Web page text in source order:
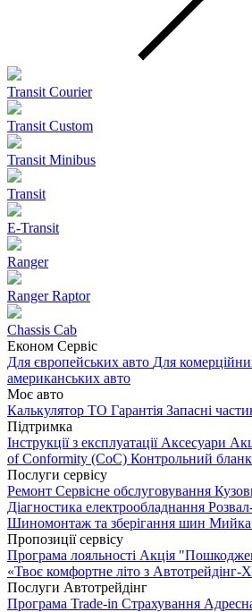
Transit Courier
Transit Custom
Transit Minibus
Transit
E-Transit
Ranger
Ranger Raptor
Chassis Cab
Економ Сервіс
Для європейських авто Для
американських авто
Моє авто
Калькулятор ТО Гарантія Запасні
Підтримка
Інструкції з експлуатації Аксесуари
of Conformity (CoC) Контрольний
Послуги сервісу
Ремонт Сервісне обслуговування
Діагностика електрообладнання
Шиномонтаж та зберігання шин Мийка
Пропозиції сервісу
Програма лояльності Акція
«Твоє комфортне літо з Автотрейдінг-
Послуги Автотрейдінг
Програма Trade-in Страхування